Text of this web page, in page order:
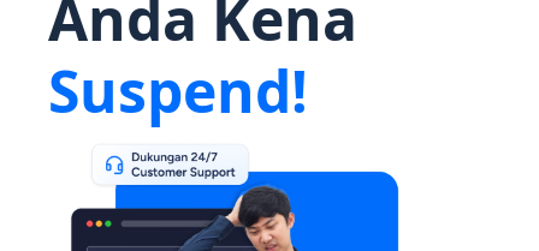
Anda Kena
Suspend!